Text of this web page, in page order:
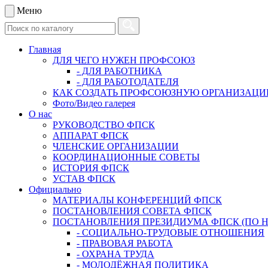
Меню
Главная
ДЛЯ ЧЕГО НУЖЕН ПРОФСОЮЗ
- ДЛЯ РАБОТНИКА
- ДЛЯ РАБОТОДАТЕЛЯ
КАК СОЗДАТЬ ПРОФСОЮЗНУЮ
Фото/Видео галерея
О нас
РУКОВОДСТВО ФПСК
АППАРАТ ФПСК
ЧЛЕНСКИЕ ОРГАНИЗАЦИИ
КООРДИНАЦИОННЫЕ СОВЕТЫ
ИСТОРИЯ ФПСК
УСТАВ ФПСК
Официально
МАТЕРИАЛЫ КОНФЕРЕНЦИЙ ФПСК
ПОСТАНОВЛЕНИЯ СОВЕТА ФПСК
ПОСТАНОВЛЕНИЯ ПРЕЗИДИУМА ФПСК (ПО
- СОЦИАЛЬНО-ТРУДОВЫЕ ОТНОШЕНИЯ
- ПРАВОВАЯ РАБОТА
- ОХРАНА ТРУДА
- МОЛОДЁЖНАЯ ПОЛИТИКА